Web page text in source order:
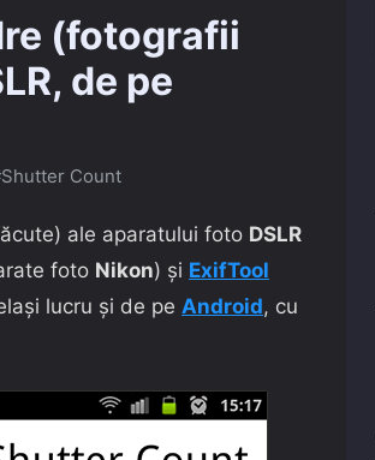
(fotografii
de pe
Count
ale aparatului foto DSLR
foto Nikon) și ExifTool
lucru și de pe Android, cu